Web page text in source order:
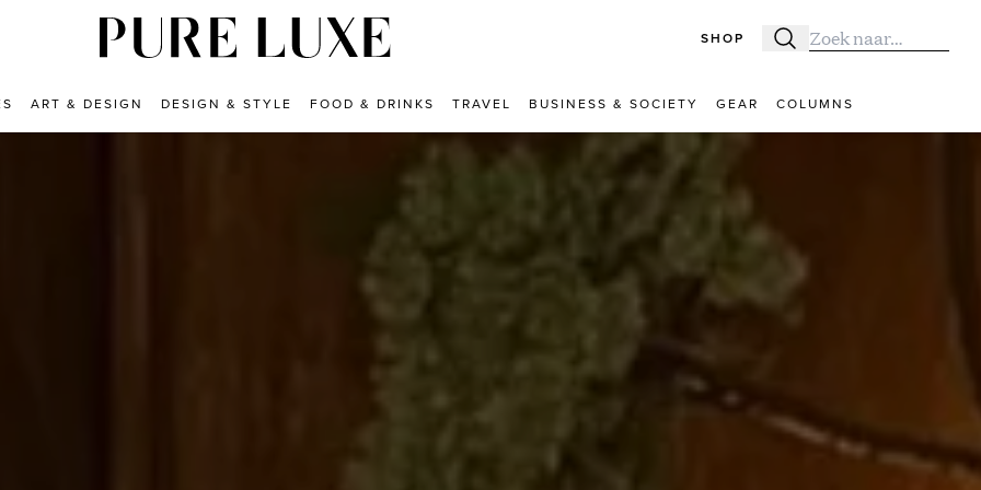
SHOP Zoeken
Zoek naar:
ART & DESIGN DESIGN & STYLE FOOD & DRINKS TRAVEL BUSINESS & SOCIETY GEAR COLUMNS